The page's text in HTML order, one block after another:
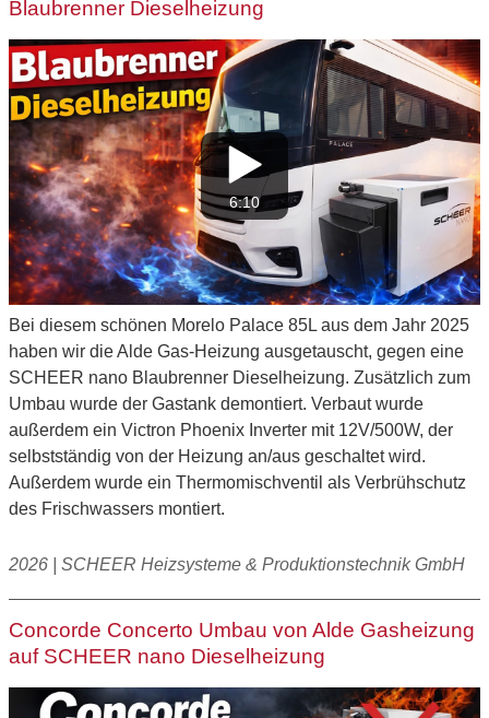
Blaubrenner Dieselheizung
6:10
Bei diesem schönen Morelo Palace 85L aus dem Jahr 2025
haben wir die Alde Gas-Heizung ausgetauscht, gegen eine
SCHEER nano Blaubrenner Dieselheizung. Zusätzlich zum
Umbau wurde der Gastank demontiert. Verbaut wurde
außerdem ein Victron Phoenix Inverter mit 12V/500W, der
selbstständig von der Heizung an/aus geschaltet wird.
Außerdem wurde ein Thermomischventil als Verbrühschutz
des Frischwassers montiert.
2026 | SCHEER Heizsysteme & Produktionstechnik GmbH
Concorde Concerto Umbau von Alde Gasheizung
auf SCHEER nano Dieselheizung